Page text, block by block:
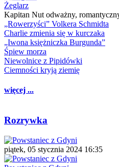
Żeglarz
Kapitan Nut odważny,
„Rowerzyści” Volkera Schmidta
Charlie zmienia się w kurczaka
„Iwona księżniczka Burgunda”
Śpiew morza
Niewolnice z Pipidówki
Ciemności kryją ziemię
więcej ...
Rozrywka
piątek, 05 stycznia 2024 16:35